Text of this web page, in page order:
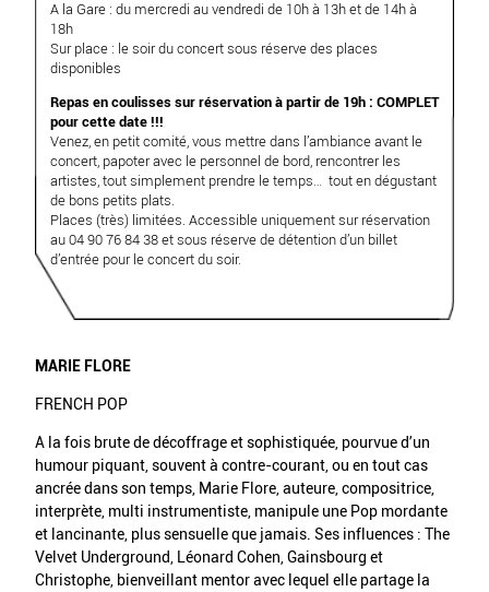
A la Gare : du mercredi au vendredi de 10h à 13h et de 14h à
18h
Sur place : le soir du concert sous réserve des places
disponibles
Repas en coulisses sur réservation à partir de 19h : COMPLET
pour cette date !!!
Venez, en petit comité, vous mettre dans l’ambiance avant le
concert, papoter avec le personnel de bord, rencontrer les
artistes, tout simplement prendre le temps… tout en dégustant
de bons petits plats.
Places (très) limitées. Accessible uniquement sur réservation
au 04 90 76 84 38 et sous réserve de détention d’un billet
d’entrée pour le concert du soir.
MARIE FLORE
FRENCH POP
A la fois brute de décoffrage et sophistiquée, pourvue d’un
humour piquant, souvent à contre-courant, ou en tout cas
ancrée dans son temps, Marie Flore, auteure, compositrice,
interprète, multi instrumentiste, manipule une Pop mordante
et lancinante, plus sensuelle que jamais. Ses influences : The
Velvet Underground, Léonard Cohen, Gainsbourg et
Christophe, bienveillant mentor avec lequel elle partage la